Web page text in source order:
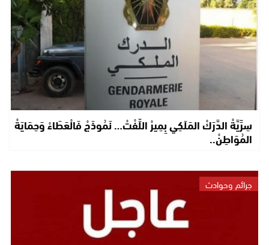
سِرِّيَّةْ الدَّرَكْ المَلَكِي بِمِيرْ اللِّفْتْ… نَمُوذَجْ فَالْعَطَاءْ وَحِمَايَةْ
المُوَاطِنْ..
جرائم وحوادث